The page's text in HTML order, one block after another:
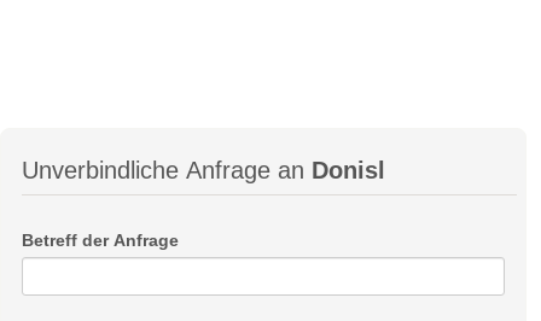
Unverbindliche Anfrage an Donisl
Betreff der Anfrage